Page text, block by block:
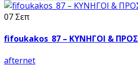
07 Σεπ
fifoukakos_87 – ΚΥΝΗΓΟΙ &
afternet